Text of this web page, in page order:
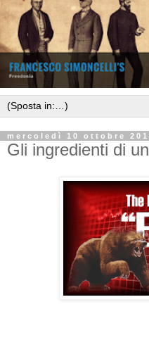
mercoledì 10 ottobre
Gli ingredienti di